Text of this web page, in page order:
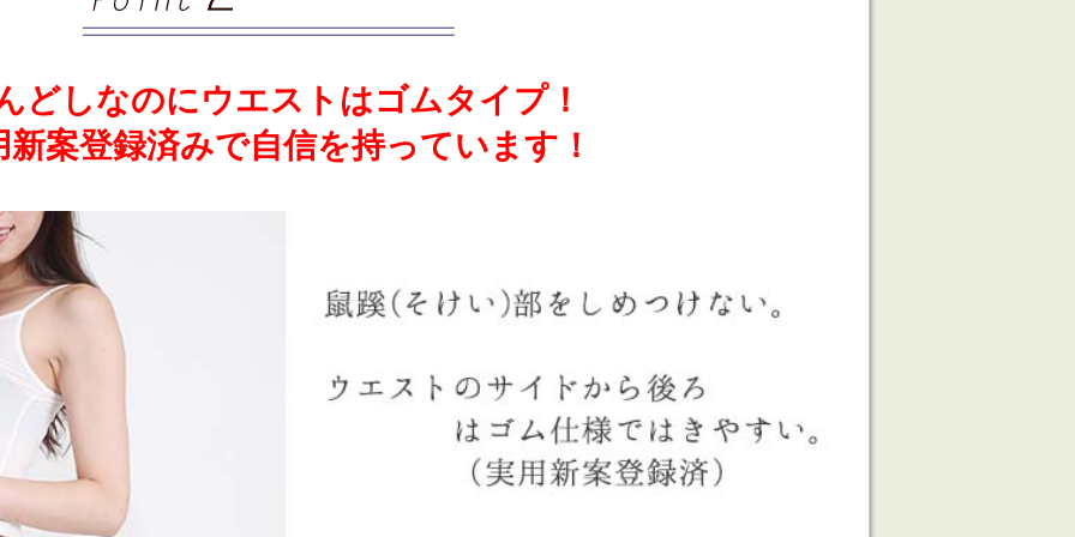
どしなのにウエストはゴムタイプ！
新案登録済みで自信を持っています！